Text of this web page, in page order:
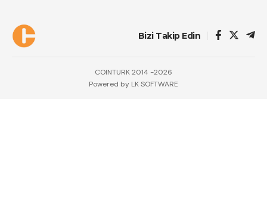
Bizi Takip Edin
COINTURK 2014 -2026
Powered by LK SOFTWARE